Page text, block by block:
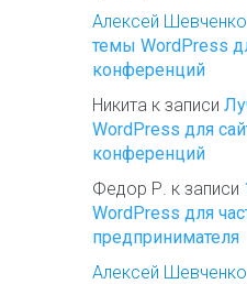
Алексей Шевченко
темы WordPress
конференций
Никита к записи
WordPress для
конференций
Федор Р. к записи
WordPress для
предпринимателя
Алексей Шевченко